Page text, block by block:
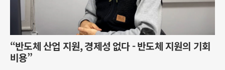
“반도체 산업 지원, 경제성 없다 - 반도체 지원의 기회
비용”